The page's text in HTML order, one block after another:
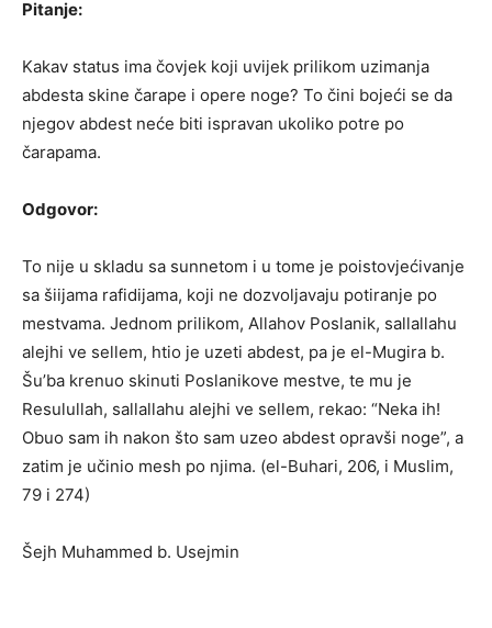
Pitanje:
Kakav status ima čovjek koji uvijek prilikom uzimanja
abdesta skine čarape i opere noge? To čini bojeći se da
njegov abdest neće biti ispravan ukoliko potre po
čarapama.
Odgovor:
To nije u skladu sa sunnetom i u tome je poistovjećivanje
sa šiijama rafidijama, koji ne dozvoljavaju potiranje po
mestvama. Jednom prilikom, Allahov Poslanik, sallallahu
alejhi ve sellem, htio je uzeti abdest, pa je el-Mugira b.
Šu’ba krenuo skinuti Poslanikove mestve, te mu je
Resulullah, sallallahu alejhi ve sellem, rekao: “Neka ih!
Obuo sam ih nakon što sam uzeo abdest opravši noge”, a
zatim je učinio mesh po njima. (el-Buhari, 206, i Muslim,
79 i 274)
Šejh Muhammed b. Usejmin